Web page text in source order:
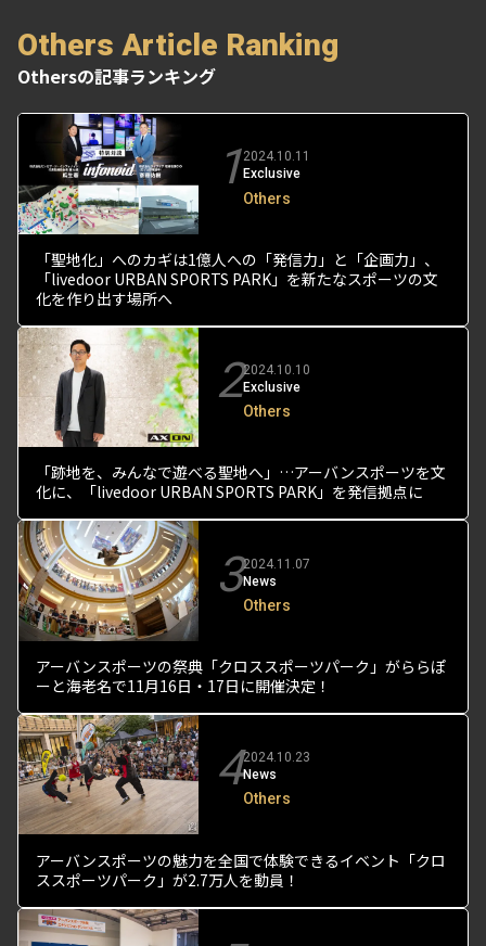
Others Article Ranking
Othersの記事ランキング
12024.10.11
Exclusive
Others
「聖地化」へのカギは1億人への「発信力」と「企画力」、
「livedoor URBAN SPORTS PARK」を新たなスポーツの文
化を作り出す場所へ
22024.10.10
Exclusive
Others
「跡地を、みんなで遊べる聖地へ」…アーバンスポーツを文
化に、「livedoor URBAN SPORTS PARK」を発信拠点に
32024.11.07
News
Others
アーバンスポーツの祭典「クロススポーツパーク」がららぽ
ーと海老名で11月16日・17日に開催決定！
42024.10.23
News
Others
アーバンスポーツの魅力を全国で体験できるイベント「クロ
ススポーツパーク」が2.7万人を動員！